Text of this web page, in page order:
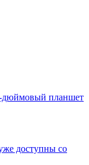
дюймовый планшет
доступны со